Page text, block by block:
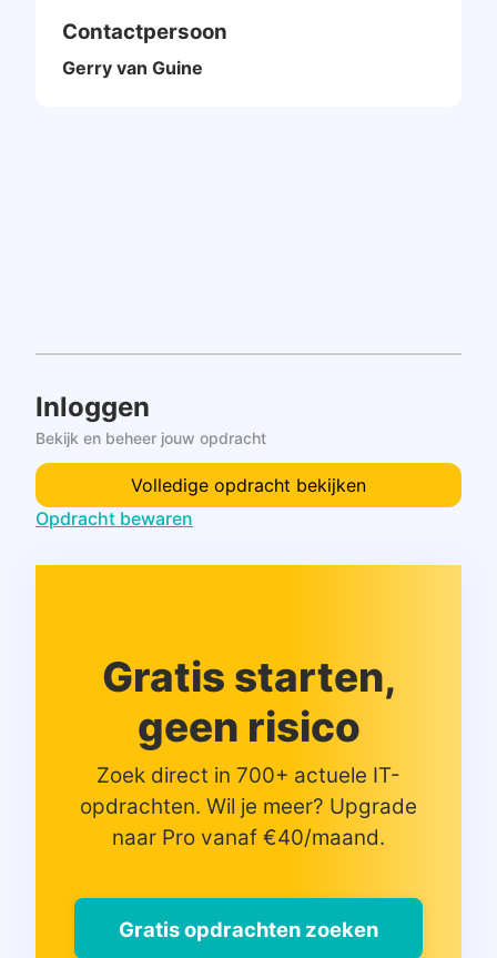
Contactpersoon
Gerry van Guine
Inloggen
Bekijk en beheer jouw opdracht
Volledige opdracht bekijken
Opdracht bewaren
Gratis starten,
geen risico
Zoek direct in 700+ actuele IT-
opdrachten. Wil je meer? Upgrade
naar Pro vanaf €40/maand.
Gratis opdrachten zoeken